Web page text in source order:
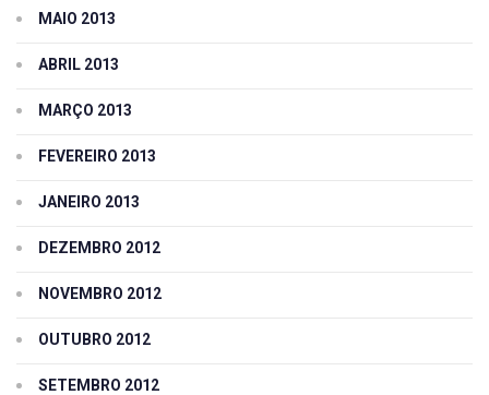
MAIO 2013
ABRIL 2013
MARÇO 2013
FEVEREIRO 2013
JANEIRO 2013
DEZEMBRO 2012
NOVEMBRO 2012
OUTUBRO 2012
SETEMBRO 2012